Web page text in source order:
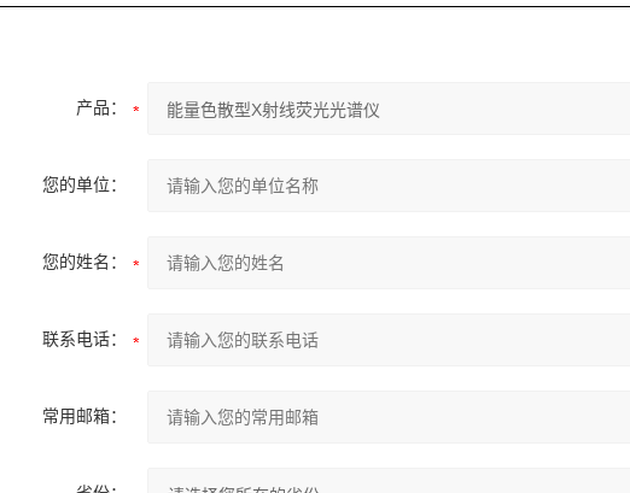
产品：
您的单位：
您的姓名：
联系电话：
常用邮箱：